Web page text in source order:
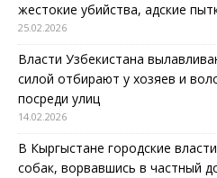
жестокие убийства, адские
25.02.2026
Власти Узбекистана
силой отбирают у хозяев и
посреди улиц
14.02.2026
В Кыргыстане городские
собак, ворвавшись в частный